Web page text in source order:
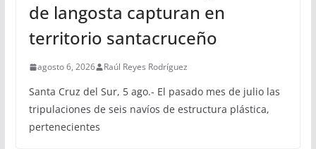
de langosta capturan en
territorio santacruceño
agosto 6, 2026 Raúl Reyes Rodríguez
Santa Cruz del Sur, 5 ago.- El pasado mes de julio las
tripulaciones de seis navíos de estructura plástica,
pertenecientes